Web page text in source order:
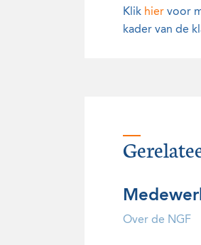
Klik hiervoor
kader van de
Over de NGF